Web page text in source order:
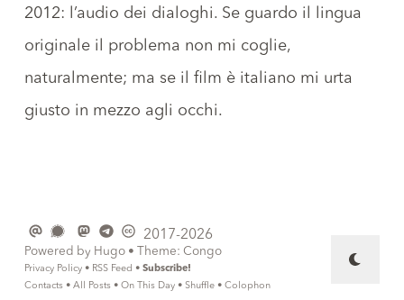
2012: l’audio dei dialoghi. Se guardo il lingua
originale il problema non mi coglie,
naturalmente; ma se il film è italiano mi urta
giusto in mezzo agli occhi.
2017-2026
Powered by Hugo • Theme: Congo
Privacy Policy • RSS Feed • Subscribe!
Contacts • All Posts • On This Day • Shuffle • Colophon